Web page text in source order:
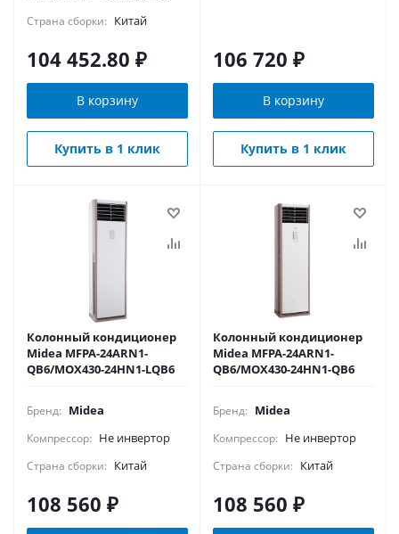
Страна сборки: Китай
104 452.80 ₽
В корзину
Купить в 1 клик
106 720 ₽
В корзину
Купить в 1 клик
Колонный кондиционер
Midea MFPA-24ARN1-
QB6/MOX430-24HN1-LQB6
Бренд: Midea
Компрессор: Не инвертор
Страна сборки: Китай
108 560 ₽
Колонный кондиционер
Midea MFPA-24ARN1-
QB6/MOX430-24HN1-QB6
Бренд: Midea
Компрессор: Не инвертор
Страна сборки: Китай
108 560 ₽